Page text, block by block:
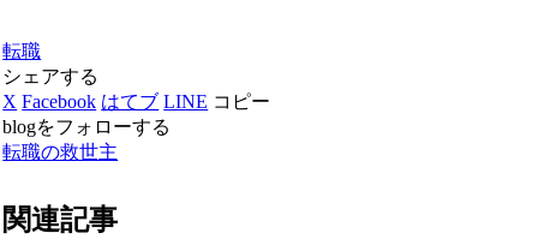
転職
シェアする
X Facebook はてブ LINE コピー
blogをフォローする
転職の救世主
関連記事